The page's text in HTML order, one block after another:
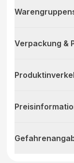
Verpackung &